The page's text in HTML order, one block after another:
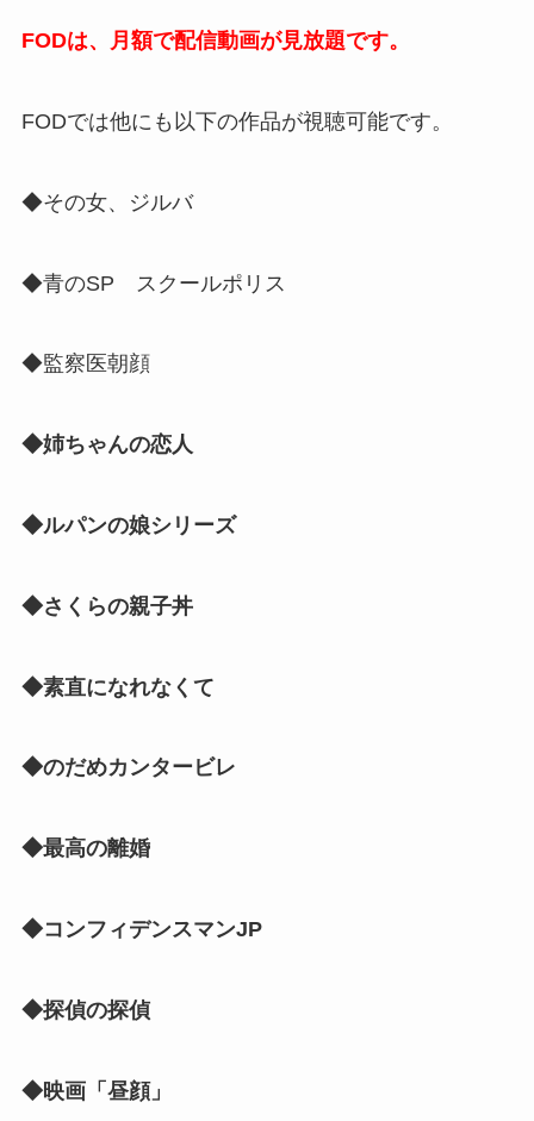
FODは、月額で配信動画が見放題です。
FODでは他にも以下の作品が視聴可能です。
◆その女、ジルバ
◆青のSP スクールポリス
◆監察医朝顔
◆姉ちゃんの恋人
◆ルパンの娘シリーズ
◆さくらの親子丼
◆素直になれなくて
◆のだめカンタービレ
◆最高の離婚
◆コンフィデンスマンJP
◆探偵の探偵
◆映画「昼顔」